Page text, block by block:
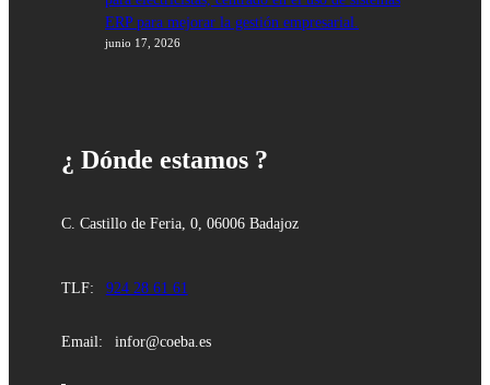
ERP para mejorar la gestión empresarial.
junio 17, 2026
¿ Dónde estamos ?
C. Castillo de Feria, 0, 06006 Badajoz
TLF: 924 28 61 61
Email: infor@coeba.es